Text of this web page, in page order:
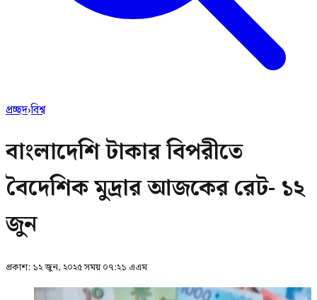
প্রচ্ছদ›বিশ্ব
বাংলাদেশি টাকার বিপরীতে
বৈদেশিক মুদ্রার আজকের রেট- ১২
জুন
প্রকাশ: ১২ জুন, ২০২৫ সময় ০৭:২১ এএম